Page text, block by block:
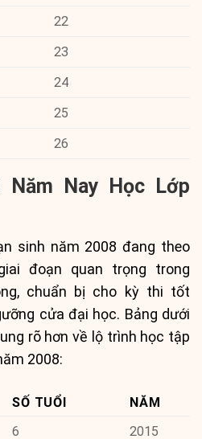
22
23
24
25
26
Năm Nay Học Lớp
sinh năm 2008 đang theo
đoạn quan trọng trong
chuẩn bị cho kỳ thi tốt
cửa đại học. Bảng dưới
rõ hơn về lộ trình học tập
2008:
SỐ TUỔI
NĂM
6
2015